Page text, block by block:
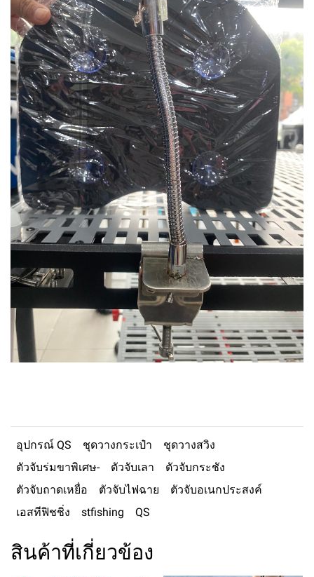
อุปกรณ์ QS ชุดวางกระเป๋า
ชุดวางสวิง
ตัวจับร่มขาพิเศษ-
ตัวจับเลา
ตัวจับกระชัง
ตัวจับถาดเหยื่อ
ตัวจับไฟฉาย
ตัวจับอเนกประสงค์
เอสทีฟิชชิ่ง
stfishing QS
สินค้าที่เกี่ยวข้อง